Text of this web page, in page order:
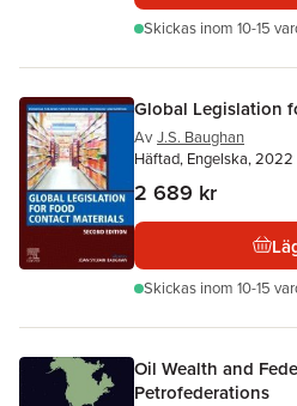
Skickas inom 10-15
Global Legislation
Av J.S. Baughan
Häftad, Engelska, 2022
2 689 kr
Skickas inom 10-15
Oil Wealth and
Petrofederations